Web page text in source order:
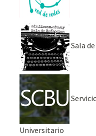
Sala
Universitario